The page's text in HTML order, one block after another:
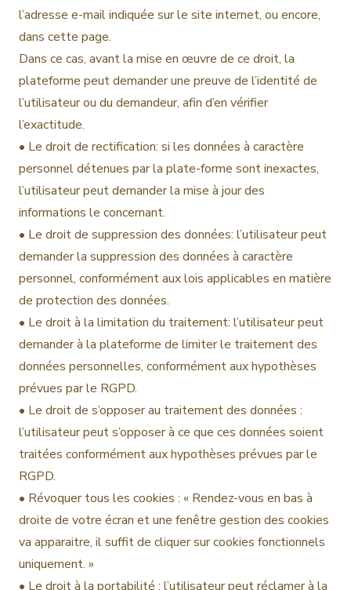
l’adresse e-mail indiquée sur le site internet, ou encore,
dans cette page.
Dans ce cas, avant la mise en œuvre de ce droit, la
plateforme peut demander une preuve de l’identité de
l’utilisateur ou du demandeur, afin d’en vérifier
l’exactitude.
• Le droit de rectification: si les données à caractère
personnel détenues par la plate-forme sont inexactes,
l’utilisateur peut demander la mise à jour des
informations le concernant.
• Le droit de suppression des données: l’utilisateur peut
demander la suppression des données à caractère
personnel, conformément aux lois applicables en matière
de protection des données.
• Le droit à la limitation du traitement: l’utilisateur peut
demander à la plateforme de limiter le traitement des
données personnelles, conformément aux hypothèses
prévues par le RGPD.
• Le droit de s’opposer au traitement des données :
l’utilisateur peut s’opposer à ce que ces données soient
traitées conformément aux hypothèses prévues par le
RGPD.
• Révoquer tous les cookies : « Rendez-vous en bas à
droite de votre écran et une fenêtre gestion des cookies
va apparaitre, il suffit de cliquer sur cookies fonctionnels
uniquement. »
• Le droit à la portabilité : l’utilisateur peut réclamer à la